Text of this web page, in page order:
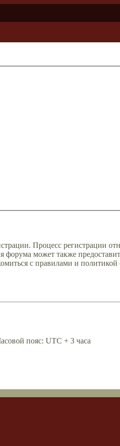
Процесс регистрации
может также
с правилами и
пояс: UTC + 3 часа